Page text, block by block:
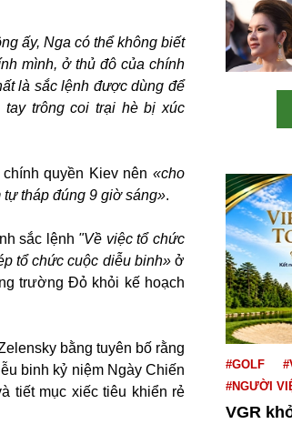
ấy, Nga có thể không biết
mình, ở thủ đô của chính
là sắc lệnh được dùng để
trông coi trại hè bị xúc
quyền Kiev nên «cho
tháp đúng 9 giờ sáng».
sắc lệnh "Về việc tổ chức
tổ chức cuộc diễu binh»ở
trường Đỏ khỏi kế hoạch
bằng tuyên bố rằng
binh kỷ niệm Ngày Chiến
tiết mục xiếc tiêu khiển rẻ
#GOLF
#NGƯỜI
VGR